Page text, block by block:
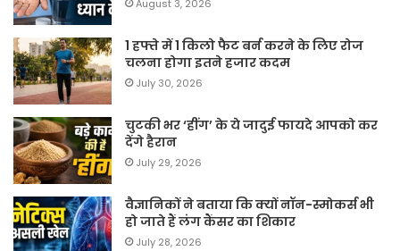
August 3, 2026
1 हफ्ते में 1 किलो फैट बर्न करने के लिए रोज
चलना होगा इतने हजार कदम
July 30, 2026
चुटकी भर ‘हींग’ के ये जादुई फायदे आपको कर
देंगे हैरान
July 29, 2026
वैज्ञानिकों ने बताया कि क्यों नॉन-स्मोकर्स भी
हो जाते हैं लंग कैंसर का शिकार
July 28, 2026